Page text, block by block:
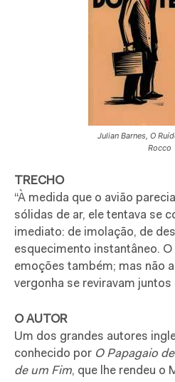
Julian Barnes, O
Rocco
TRECHO
“À medida que o avião
sólidas de ar, ele tentava se
imediato: de imolação, de
esquecimento instantâneo.
emoções também; mas não
vergonha se reviravam juntos
O AUTOR
Um dos grandes autores
conhecido por O Papagaio
de um Fim, que lhe rendeu o